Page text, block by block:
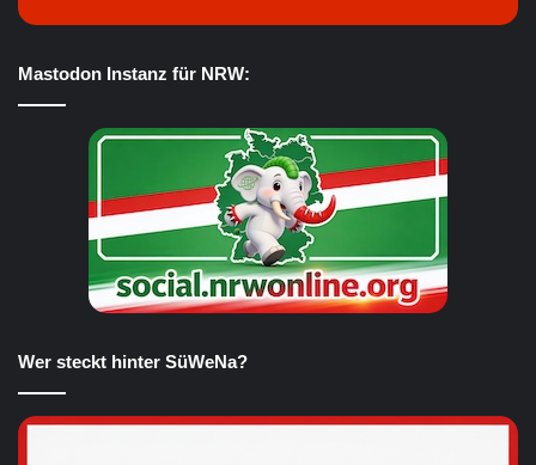
Mastodon Instanz für NRW:
Wer steckt hinter SüWeNa?